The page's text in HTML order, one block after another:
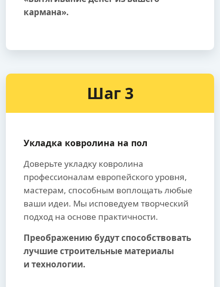
кармана».
Шаг 3
Укладка ковролина на пол
Доверьте укладку ковролина
профессионалам европейского уровня,
мастерам, способным воплощать любые
ваши идеи. Мы исповедуем творческий
подход на основе практичности.
Преображению будут способствовать
лучшие строительные материалы
и технологии.